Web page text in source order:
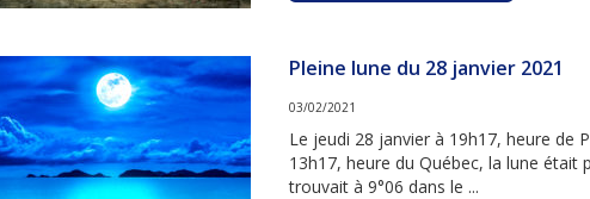
Pleine lune du 28 janvier 2021
03/02/2021
Le jeudi 28 janvier à 19h17, heure de
13h17, heure du Québec, la lune était
trouvait à 9°06 dans le ...